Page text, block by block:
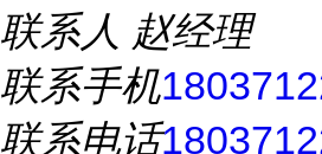
联系人 赵经理
联系手机
联系电话